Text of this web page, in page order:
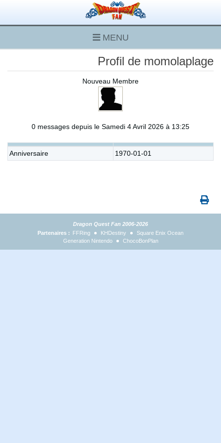
MENU
Profil de momolaplage
Nouveau Membre
0 messages depuis le Samedi 4 Avril 2026 à 13:25
Anniversaire 1970-01-01
Dragon Quest Fan 2006-2026
Partenaires : FFRing KHDestiny
Square Enix Ocean
Generation Nintendo
ChocoBonPlan